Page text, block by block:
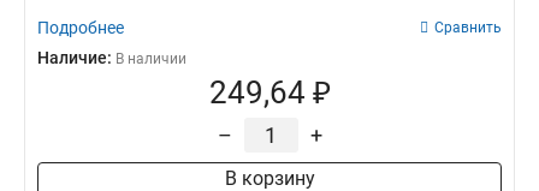
Подробнее Сравнить
Наличие: В наличии
249,64 ₽
– +
В корзину